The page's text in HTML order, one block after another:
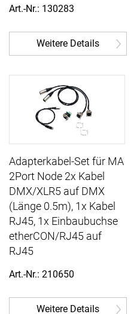
Art.-Nr.: 130283
Weitere Details
Adapterkabel-Set für MA
2Port Node 2x Kabel
DMX/XLR5 auf DMX
(Länge 0.5m), 1x Kabel
RJ45, 1x Einbaubuchse
etherCON/RJ45 auf
RJ45
Art.-Nr.: 210650
Weitere Details